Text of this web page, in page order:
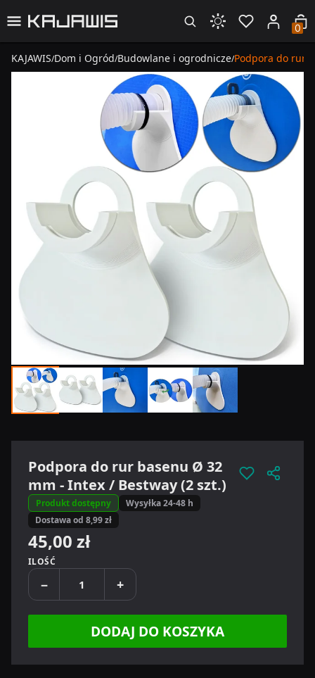
0
KAJAWIS/Dom i Ogród/Budowlane i ogrodnicze/Podpora do rur
Podpora do rur basenu Ø 32
mm - Intex / Bestway (2 szt.)
Produkt dostępny
Wysyłka 24-48 h
Dostawa od 8,99 zł
45,00 zł
ILOŚĆ
− +
DODAJ DO KOSZYKA